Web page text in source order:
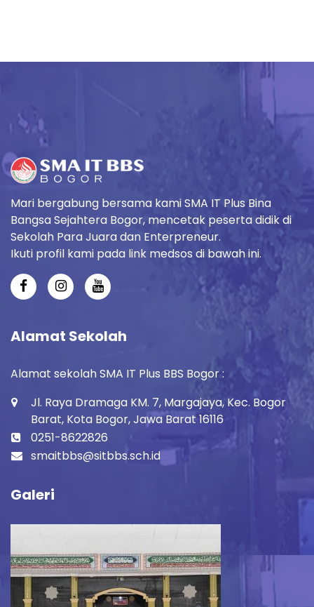
Mari bergabung bersama kami SMA IT Plus Bina
Bangsa Sejahtera Bogor, mencetak peserta didik di
Sekolah Para Juara dan Enterpreneur.
Ikuti profil kami pada link medsos di bawah ini.
Alamat Sekolah
Alamat sekolah SMA IT Plus BBS Bogor :
Jl. Raya Dramaga KM. 7, Margajaya, Kec. Bogor
Barat, Kota Bogor, Jawa Barat 16116
0251-8622826
smaitbbs@sitbbs.sch.id
Galeri